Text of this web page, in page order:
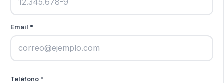
Email *
Teléfono *